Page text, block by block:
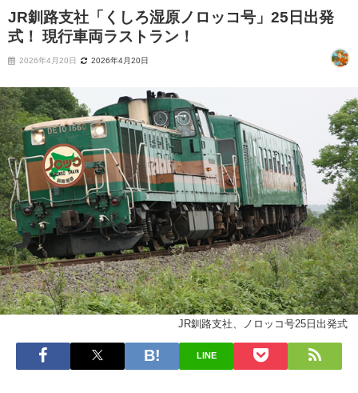
JR釧路支社「くしろ湿原ノロッコ号」25日出発
式！ 現行車両ラストラン！
2026年4月20日 2026年4月20日
JR釧路支社、ノロッコ号25日出発式
LINE